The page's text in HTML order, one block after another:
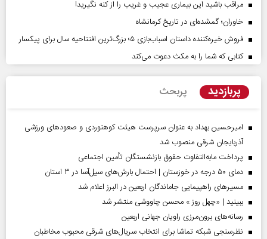
مراقب باشید این بیماری عجیب و غریب را از کنه نگیرید!
خاوران؛ گمشده‌ای در تاریخ کرمانشاه
فروش خیره‌کننده داستان اسباب‌بازی ۵؛ بزرگ‌ترین افتتاحیه سال برای پیکسار
کتابی که شما را به مکث دعوت می‌کند
پربازدید پربحث
امیرحسین بهداد به عنوان سرپرست هیئت کوهنوردی و صعودهای ورزشی
آذربایجان شرقی منصوب شد
پرداخت مابه‌التفاوت حقوق بازنشستگان تأمین اجتماعی
دمای ۵۰ درجه در خوزستان | احتمال بارش‌های سیل‌آسا در ۳ استان
مسیر‌های راهپیمایی جاماندگان اربعین در البرز اعلام شد
ببینید | «چهل روز » محسن چاووشی منتشر شد
رسانه‌های برون‌مرزی راویان جهانی اربعین
نظرسنجی شبکه تماشا برای انتخاب سریال‌های شرقی محبوب مخاطبان